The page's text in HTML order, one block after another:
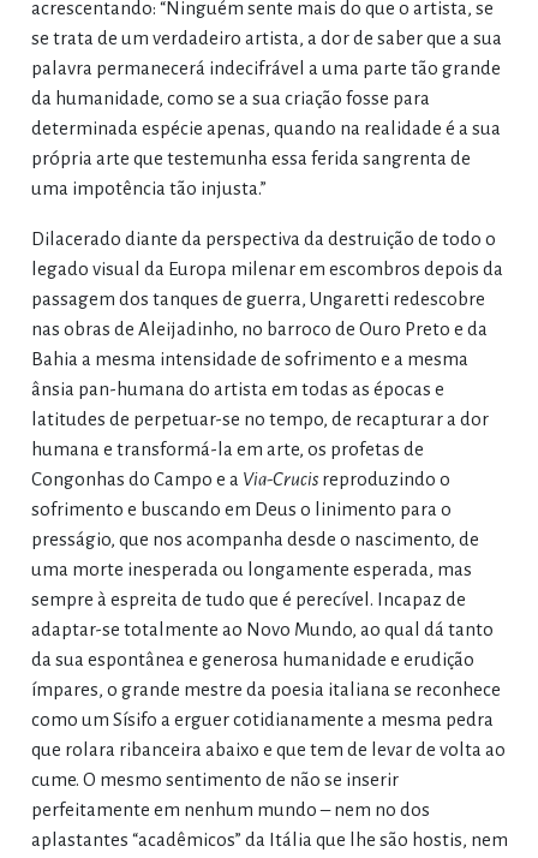
acrescentando: “Ninguém sente mais do que o artista, se
se trata de um verdadeiro artista, a dor de saber que a sua
palavra permanecerá indecifrável a uma parte tão grande
da humanidade, como se a sua criação fosse para
determinada espécie apenas, quando na realidade é a sua
própria arte que testemunha essa ferida sangrenta de
uma impotência tão injusta.”
Dilacerado diante da perspectiva da destruição de todo o
legado visual da Europa milenar em escombros depois da
passagem dos tanques de guerra, Ungaretti redescobre
nas obras de Aleijadinho, no barroco de Ouro Preto e da
Bahia a mesma intensidade de sofrimento e a mesma
ânsia pan-humana do artista em todas as épocas e
latitudes de perpetuar-se no tempo, de recapturar a dor
humana e transformá-la em arte, os profetas de
Congonhas do Campo e a Via-Crucisreproduzindo o
sofrimento e buscando em Deus o linimento para o
presságio, que nos acompanha desde o nascimento, de
uma morte inesperada ou longamente esperada, mas
sempre à espreita de tudo que é perecível. Incapaz de
adaptar-se totalmente ao Novo Mundo, ao qual dá tanto
da sua espontânea e generosa humanidade e erudição
ímpares, o grande mestre da poesia italiana se reconhece
como um Sísifo a erguer cotidianamente a mesma pedra
que rolara ribanceira abaixo e que tem de levar de volta ao
cume. O mesmo sentimento de não se inserir
perfeitamente em nenhum mundo – nem no dos
aplastantes “acadêmicos” da Itália que lhe são hostis, nem